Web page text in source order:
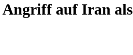
auf Iran als